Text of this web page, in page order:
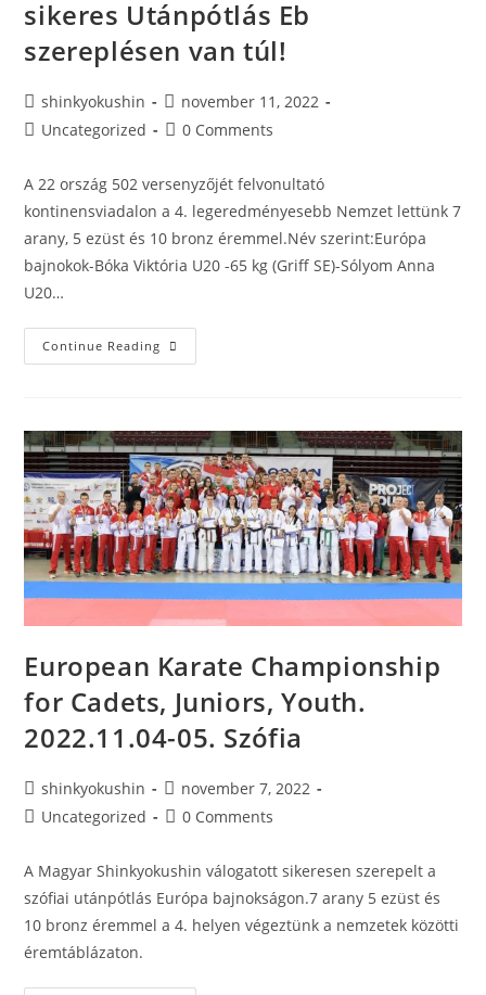
sikeres Utánpótlás Eb
szereplésen van túl!
shinkyokushin
november 11, 2022
Uncategorized
0 Comments
A 22 ország 502 versenyzőjét felvonultató
kontinensviadalon a 4. legeredményesebb Nemzet lettünk 7
arany, 5 ezüst és 10 bronz éremmel.Név szerint:Európa
bajnokok-Bóka Viktória U20 -65 kg (Griff SE)-Sólyom Anna
U20…
Continue Reading
European Karate Championship
for Cadets, Juniors, Youth.
2022.11.04-05. Szófia
shinkyokushin
november 7, 2022
Uncategorized
0 Comments
A Magyar Shinkyokushin válogatott sikeresen szerepelt a
szófiai utánpótlás Európa bajnokságon.7 arany 5 ezüst és
10 bronz éremmel a 4. helyen végeztünk a nemzetek közötti
éremtáblázaton.